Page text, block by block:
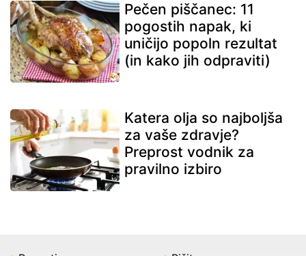
Pečen piščanec: 11
pogostih napak, ki
uničijo popoln rezultat
(in kako jih odpraviti)
Katera olja so najboljša
za vaše zdravje?
Preprost vodnik za
pravilno izbiro